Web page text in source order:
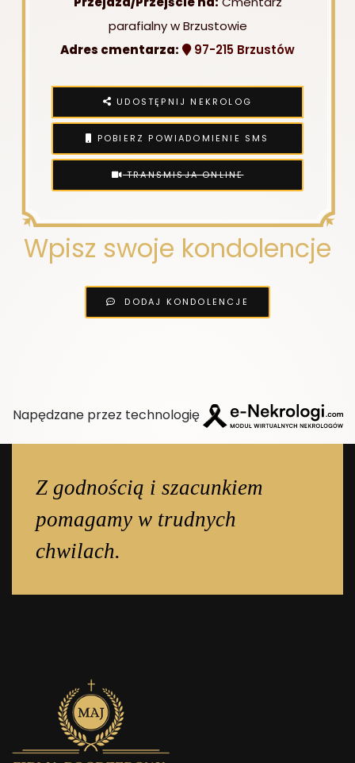
parafialny w Brzustowie
Adres cmentarza:
97-215 Brzustów
UDOSTĘPNIJ NEKROLOG
POBIERZ POWIADOMIENIE SMS
TRANSMISJA ONLINE
Wpisz swoje kondolencje
DODAJ KONDOLENCJE
Napędzane przez technologię
Z godnością i szacunkiem
pomagamy w trudnych
chwilach.